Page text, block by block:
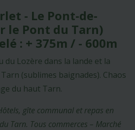
- Le Pont-de-
le Pont du Tarn)
: + 375m / - 600m
du Lozère dans la lande et la
(sublimes baignades). Chaos
du haut Tarn.
gîte communal et repas en
Tarn. Tous commerces – Marché